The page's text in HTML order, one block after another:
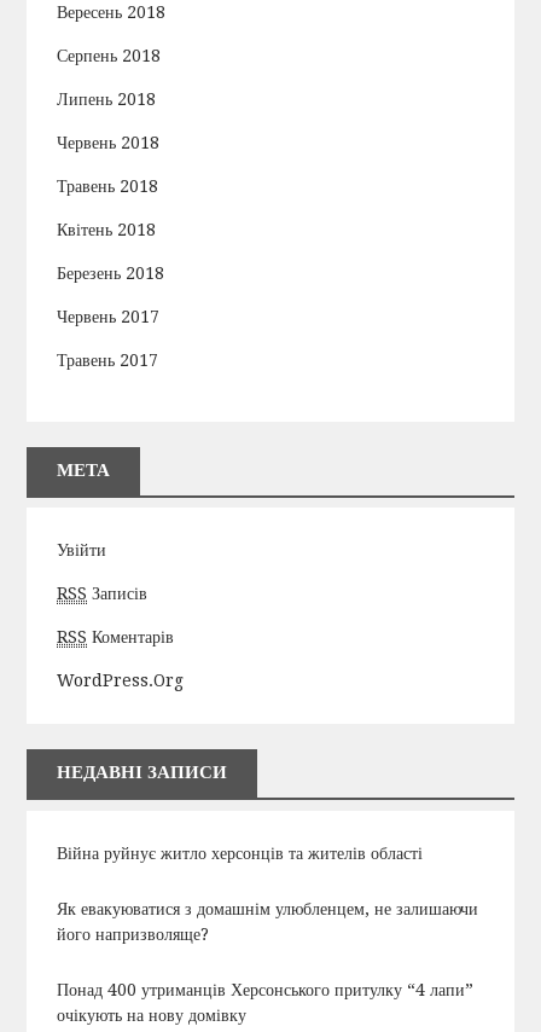
Вересень 2018
Серпень 2018
Липень 2018
Червень 2018
Травень 2018
Квітень 2018
Березень 2018
Червень 2017
Травень 2017
МЕТА
Увійти
RSS Записів
RSS Коментарів
WordPress.org
НЕДАВНІ ЗАПИСИ
Війна руйнує житло херсонців та жителів області
Як евакуюватися з домашнім улюбленцем, не залишаючи
його напризволяще?
Понад 400 утриманців Херсонського притулку “4 лапи”
очікують на нову домівку